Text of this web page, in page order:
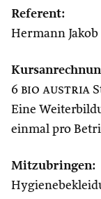
Referent:
Hermann Jakob
6 bio austria
Eine
einmal pro
Mitzubringen: